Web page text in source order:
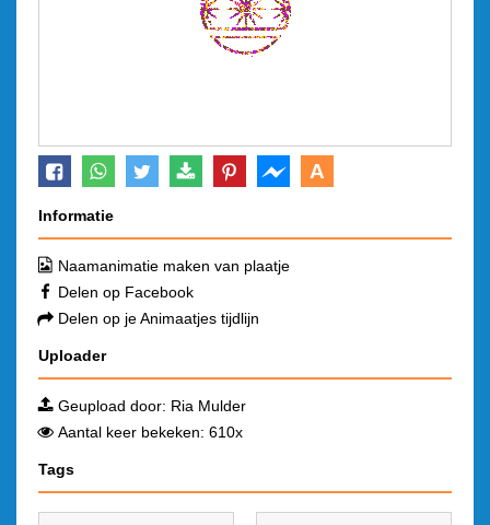
A
Informatie
Naamanimatie maken van plaatje
Delen op Facebook
Delen op je Animaatjes tijdlijn
Uploader
Geupload door: Ria Mulder
Aantal keer bekeken: 610x
Tags